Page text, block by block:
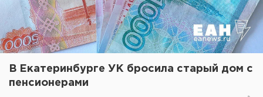
В Екатеринбурге УК бросила старый дом с
пенсионерами